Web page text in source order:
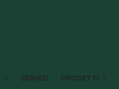
SERVIZI PROGETTI